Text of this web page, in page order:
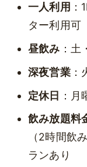
一人利用
ター利用可
昼飲み ：
深夜営業：
定休日 ：月
飲み放題料
（2時間飲
ランあり